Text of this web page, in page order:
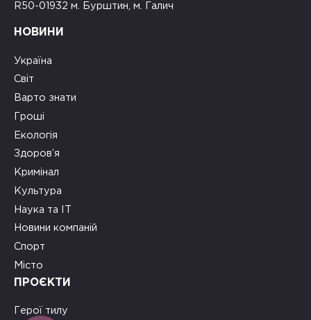
R50-01932 м. Бурштин, м. Галич
НОВИНИ
Україна
Світ
Варто знати
Гроші
Екологія
Здоров’я
Кримінал
Культура
Наука та ІТ
Новини компаній
Спорт
Місто
ПРОЄКТИ
Герої тилу